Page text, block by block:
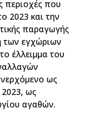
περιοχές που
2023 και την
παραγωγής
των εγχώριων
έλλειμμα του
ως
ως
αγαθών.